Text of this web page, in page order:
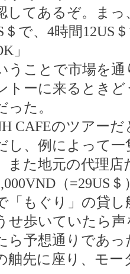
してあるぞ。ま
＄で、4時間12US
」
うことで市場を
トーに来るとき
った。
CAFEのツアー
し、例によって
また地元の代理
（=29US
「もぐり」の貸
せ歩いていたら
ら予想通りであっ
舳先に座り、モ